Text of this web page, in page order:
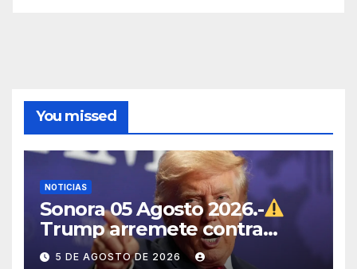
You missed
NOTICIAS
Sonora 05 Agosto 2026.-
Trump arremete contra
México, Canadá y otras
5 DE AGOSTO DE 2026